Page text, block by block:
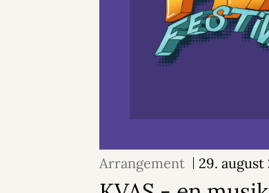
Arrangement 29. august